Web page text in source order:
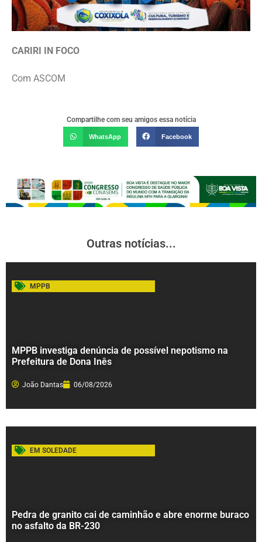
CARIRI IN FOCO
Com ASCOM
Compartilhe com seu amigos essa notícia
WhatsApp Facebook
Outras notícias...
MPPB
MPPB investiga denúncia de possível nepotismo na
Prefeitura de Dona Inês
João Dantas 06/08/2026
EM SOLEDADE
Pedra de granito cai de caminhão e abre enorme buraco
no asfalto da BR-230